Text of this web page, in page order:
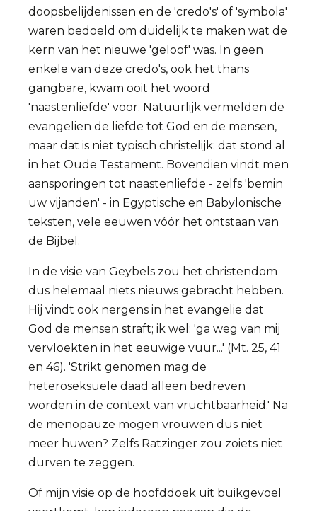
doopsbelijdenissen en de 'credo's' of 'symbola'
waren bedoeld om duidelijk te maken wat de
kern van het nieuwe 'geloof' was. In geen
enkele van deze credo's, ook het thans
gangbare, kwam ooit het woord
'naastenliefde' voor. Natuurlijk vermelden de
evangeliën de liefde tot God en de mensen,
maar dat is niet typisch christelijk: dat stond al
in het Oude Testament. Bovendien vindt men
aansporingen tot naastenliefde - zelfs 'bemin
uw vijanden' - in Egyptische en Babylonische
teksten, vele eeuwen vóór het ontstaan van
de Bijbel.
In de visie van Geybels zou het christendom
dus helemaal niets nieuws gebracht hebben.
Hij vindt ook nergens in het evangelie dat
God de mensen straft; ik wel: 'ga weg van mij
vervloekten in het eeuwige vuur...' (Mt. 25, 41
en 46). 'Strikt genomen mag de
heteroseksuele daad alleen bedreven
worden in de context van vruchtbaarheid.' Na
de menopauze mogen vrouwen dus niet
meer huwen? Zelfs Ratzinger zou zoiets niet
durven te zeggen.
Of mijn visie op de hoofddoek uit buikgevoel